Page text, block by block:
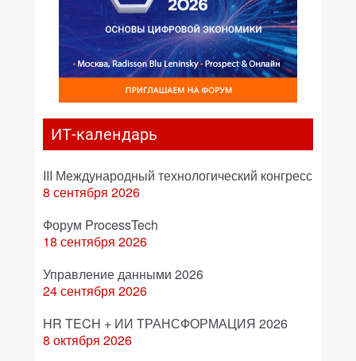
ИТ-календарь
III Международный технологический конгресс
8 сентября 2026
Форум ProcessTech
18 сентября 2026
Управление данными 2026
24 сентября 2026
HR TECH + ИИ ТРАНСФОРМАЦИЯ 2026
8 октября 2026